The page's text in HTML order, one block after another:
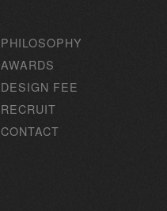
PHILOSOPHY
AWARDS
DESIGN FEE
RECRUIT
CONTACT